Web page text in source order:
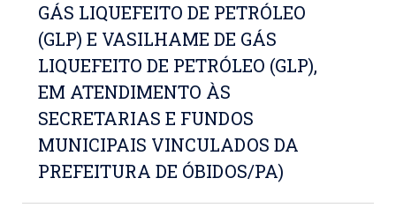
GÁS LIQUEFEITO DE PETRÓLEO
(GLP) E VASILHAME DE GÁS
LIQUEFEITO DE PETRÓLEO (GLP),
EM ATENDIMENTO ÀS
SECRETARIAS E FUNDOS
MUNICIPAIS VINCULADOS DA
PREFEITURA DE ÓBIDOS/PA)